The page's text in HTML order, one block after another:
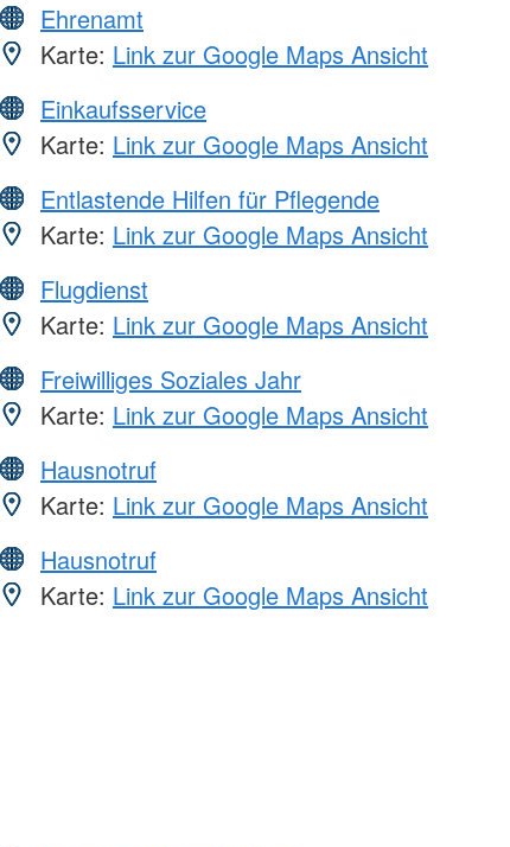
Ehrenamt
Karte: Link zur Google Maps Ansicht
Einkaufsservice
Karte: Link zur Google Maps Ansicht
Entlastende Hilfen für Pflegende
Karte: Link zur Google Maps Ansicht
Flugdienst
Karte: Link zur Google Maps Ansicht
Freiwilliges Soziales Jahr
Karte: Link zur Google Maps Ansicht
Hausnotruf
Karte: Link zur Google Maps Ansicht
Hausnotruf
Karte: Link zur Google Maps Ansicht